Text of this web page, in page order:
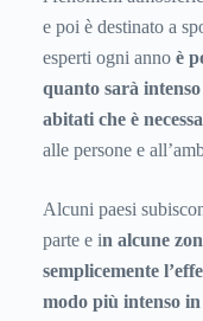
e poi è destinato a
esperti ogni anno è
quanto sarà
abitati che è
alle persone e
Alcuni paesi
parte e in alcune
semplicemente
modo più intenso